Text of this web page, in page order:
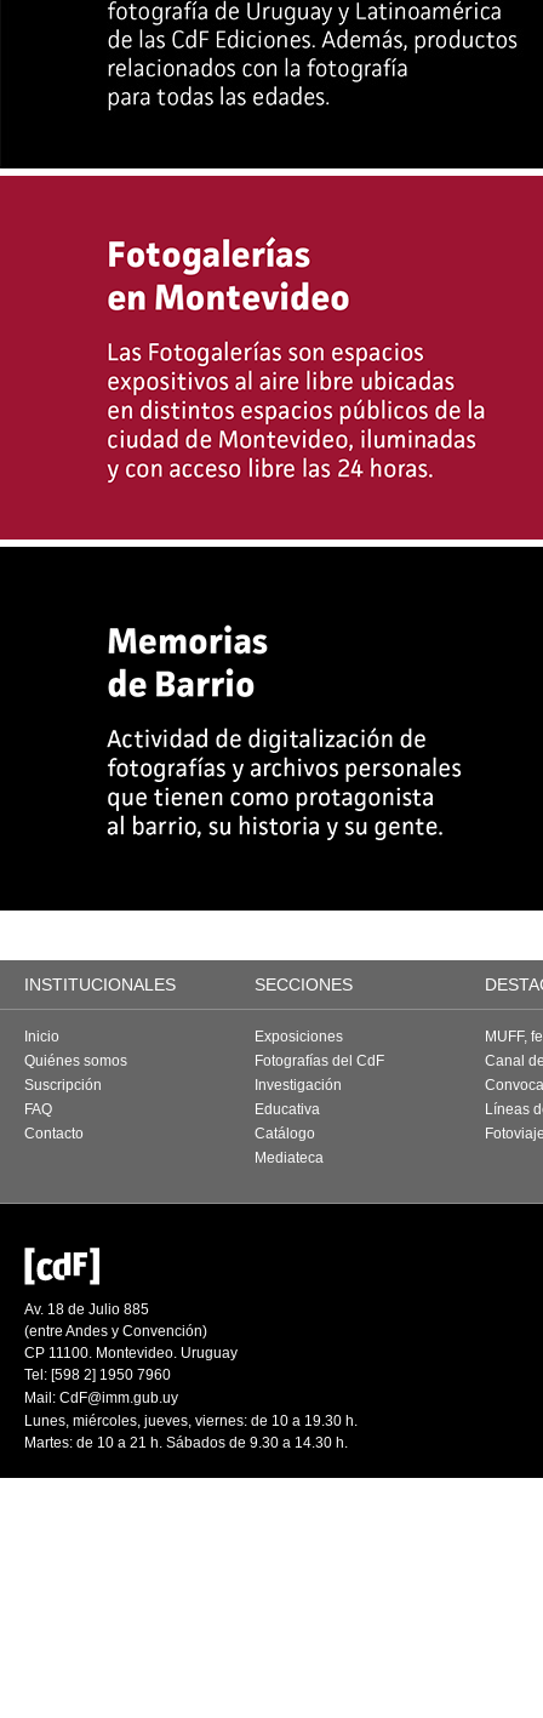
INSTITUCIONALES SECCIONES
Inicio
Quiénes somos
Suscripción
FAQ
Contacto
Exposiciones
Fotografías del CdF
Investigación
Educativa
Catálogo
Mediateca
MUFF,
Canal
Líneas
Av. 18 de Julio 885
(entre Andes y Convención)
CP 11100. Montevideo. Uruguay
Tel: [598 2] 1950 7960
Mail: CdF@imm.gub.uy
Lunes, miércoles, jueves, viernes: de 10 a 19.30 h.
Martes: de 10 a 21 h. Sábados de 9.30 a 14.30 h.